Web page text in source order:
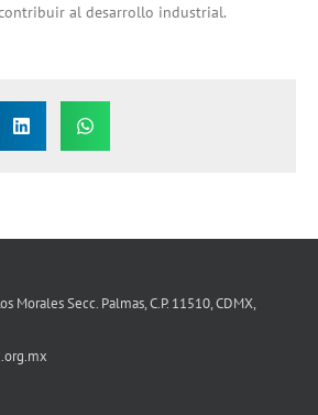
al desarrollo industrial.
Morales Secc. Palmas, C.P. 11510, CDMX,